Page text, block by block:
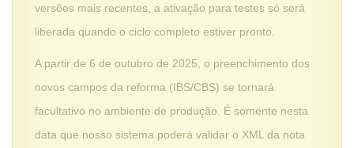
versões mais recentes, a ativação para testes só será
liberada quando o ciclo completo estiver pronto.
A partir de 6 de outubro de 2025, o preenchimento dos
novos campos da reforma (IBS/CBS) se tornará
facultativo no ambiente de produção. É somente nesta
data que nosso sistema poderá validar o XML da nota